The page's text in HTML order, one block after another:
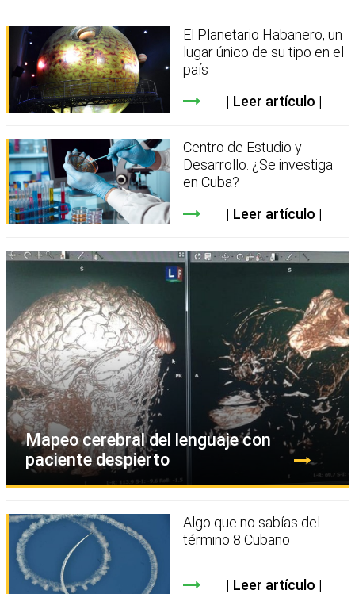
El Planetario Habanero, un
lugar único de su tipo en el
país
Leer artículo
Centro de Estudio y
Desarrollo. ¿Se investiga
en Cuba?
Leer artículo
Mapeo cerebral del lenguaje con
paciente despierto
Algo que no sabías del
término 8 Cubano
Leer artículo